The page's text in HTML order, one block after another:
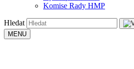
Komise Rady HMP
Hledat
MENU